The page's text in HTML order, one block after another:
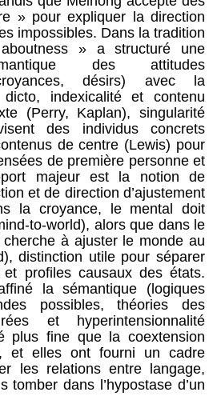
» pour expliquer la direction
impossibles. Dans la tradition
» a structuré une
des attitudes
désirs) avec la
indexicalité et contenu
(Perry, Kaplan), singularité
des individus concrets
de centre (Lewis) pour
de première personne et
majeur est la notion de
et de direction d’ajustement
la croyance, le mental doit
to-world), alors que dans le
cherche à ajuster le monde au
distinction utile pour séparer
et profiles causaux des états.
la sémantique (logiques
possibles, théories des
et hyperintensionnalité
plus fine que la coextension
et elles ont fourni un cadre
les relations entre langage,
tomber dans l’hypostase d’un